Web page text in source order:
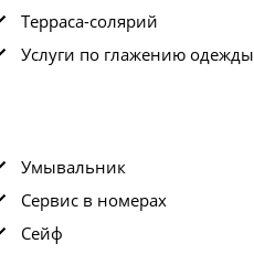
Терраса-солярий
Услуги по глажению одежды
Умывальник
Сервис в номерах
Сейф